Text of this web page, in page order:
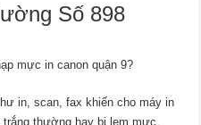
Số 898
mực in canon quận 9?
in, scan, fax khiến cho máy in
thường hay bị lem mực.